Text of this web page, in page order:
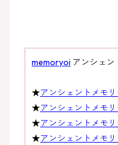
memoryoi アンシェ
★アンシェントメモ
★アンシェントメモ
★アンシェントメモ
★アンシェントメモ